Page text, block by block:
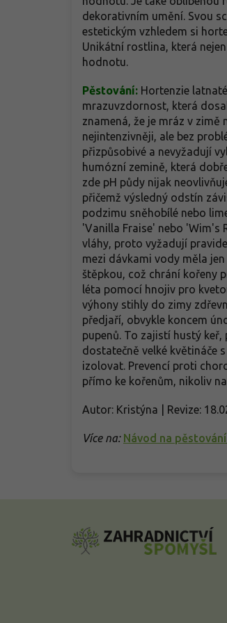
dekorativním umění. Svou
estetickým vzhledem si
Unikátní rostlina, která
hodnotu.
Pěstování: Hortenzie
mrazuvzdornost, která
znamená, že je mráz v
nejintenzivněji, ale bez
přizpůsobivé a nevyžadují
humózní zemině, která
zde pH půdy nijak
přičemž výsledný odstín
podzimu sněhobílé nebo
'Vanilla Fraise' nebo 'Wim's
vláhy, proto vyžadují
mezi dávkami vody měla
štěpkou, což chrání kořeny
léta pomocí hnojiv pro
výhony stihly do zimy
předjaří, obvykle koncem
pupenů. To zajistí hustý
dostatečně velké květináče
izolovat. Prevencí proti
přímo ke kořenům, nikoliv
Autor: Kristýna | Revize:
Více na: Návod na